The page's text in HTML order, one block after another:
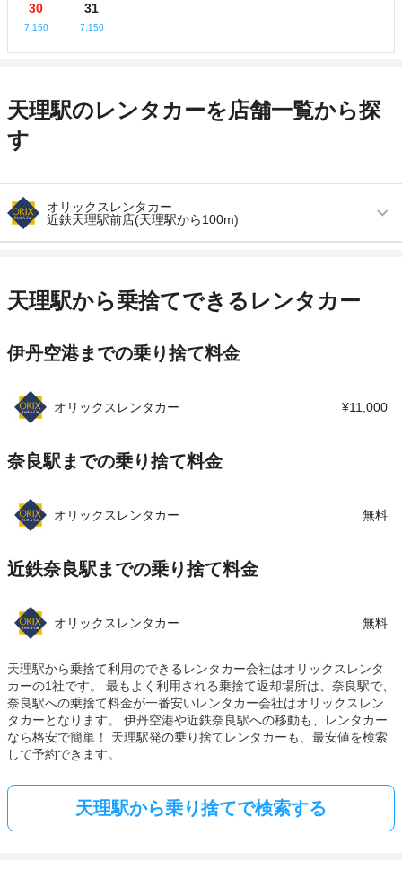
30
7,150
31
7,150
天理駅のレンタカーを店舗一覧から探
す
オリックスレンタカー
近鉄天理駅前店(天理駅から100m)
アクセス 天理駅より徒歩で約1分（送迎なし）
店舗詳細 店舗詳細ページはこちら
天理駅から乗捨てできるレンタカー
伊丹空港までの乗り捨て料金
オリックスレンタカー ¥11,000
奈良駅までの乗り捨て料金
オリックスレンタカー 無料
近鉄奈良駅までの乗り捨て料金
オリックスレンタカー 無料
天理駅から乗捨て利用のできるレンタカー会社はオリックスレンタ
カーの1社です。 最もよく利用される乗捨て返却場所は、奈良駅で、
奈良駅への乗捨て料金が一番安いレンタカー会社はオリックスレン
タカーとなります。 伊丹空港や近鉄奈良駅への移動も、レンタカー
なら格安で簡単！ 天理駅発の乗り捨てレンタカーも、最安値を検索
して予約できます。
天理駅から乗り捨てで検索する